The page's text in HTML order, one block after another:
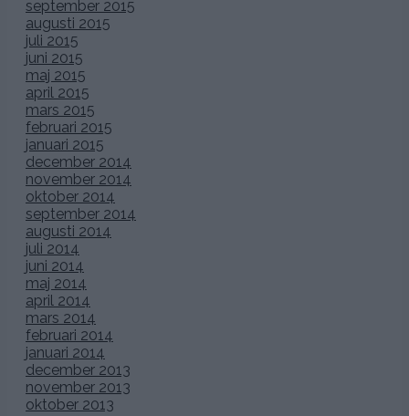
september 2015
augusti 2015
juli 2015
juni 2015
maj 2015
april 2015
mars 2015
februari 2015
januari 2015
december 2014
november 2014
oktober 2014
september 2014
augusti 2014
juli 2014
juni 2014
maj 2014
april 2014
mars 2014
februari 2014
januari 2014
december 2013
november 2013
oktober 2013